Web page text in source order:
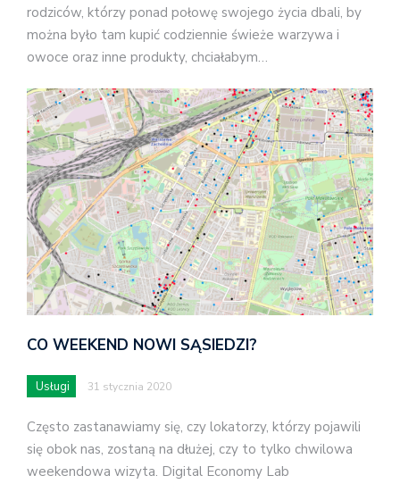
rodziców, którzy ponad połowę swojego życia dbali, by
można było tam kupić codziennie świeże warzywa i
owoce oraz inne produkty, chciałabym…
CO WEEKEND NOWI SĄSIEDZI?
Usługi 31 stycznia 2020
Często zastanawiamy się, czy lokatorzy, którzy pojawili
się obok nas, zostaną na dłużej, czy to tylko chwilowa
weekendowa wizyta. Digital Economy Lab